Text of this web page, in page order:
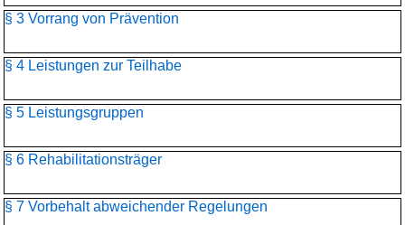
§ 3 Vorrang von Prävention
§ 4 Leistungen zur Teilhabe
§ 5 Leistungsgruppen
§ 6 Rehabilitationsträger
§ 7 Vorbehalt abweichender Regelungen